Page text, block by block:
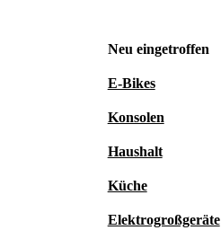
Neu eingetroffen
E-Bikes
Konsolen
Haushalt
Küche
Elektrogroßgeräte